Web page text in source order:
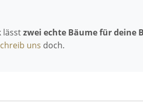
lässtzwei echte Bäume für deine
uns doch.